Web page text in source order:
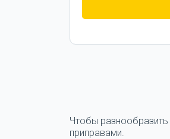
Чтобы
приправами.